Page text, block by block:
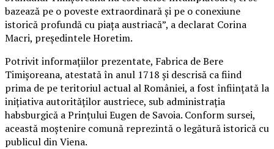
bazează pe o poveste extraordinară și pe o conexiune
istorică profundă cu piața austriacă”, a declarat Corina
Macri, președintele Horetim.
Potrivit informațiilor prezentate, Fabrica de Bere
Timișoreana, atestată în anul 1718 și descrisă ca fiind
prima de pe teritoriul actual al României, a fost înființată la
inițiativa autorităților austriece, sub administrația
habsburgică a Prințului Eugen de Savoia. Conform sursei,
această moștenire comună reprezintă o legătură istorică cu
publicul din Viena.